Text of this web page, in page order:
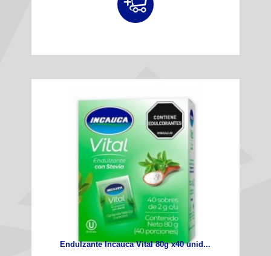
Endulzante Incauca Vital 80g x40 unid...